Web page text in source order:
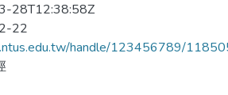
28T12:38:58Z
22
handle/123456789/